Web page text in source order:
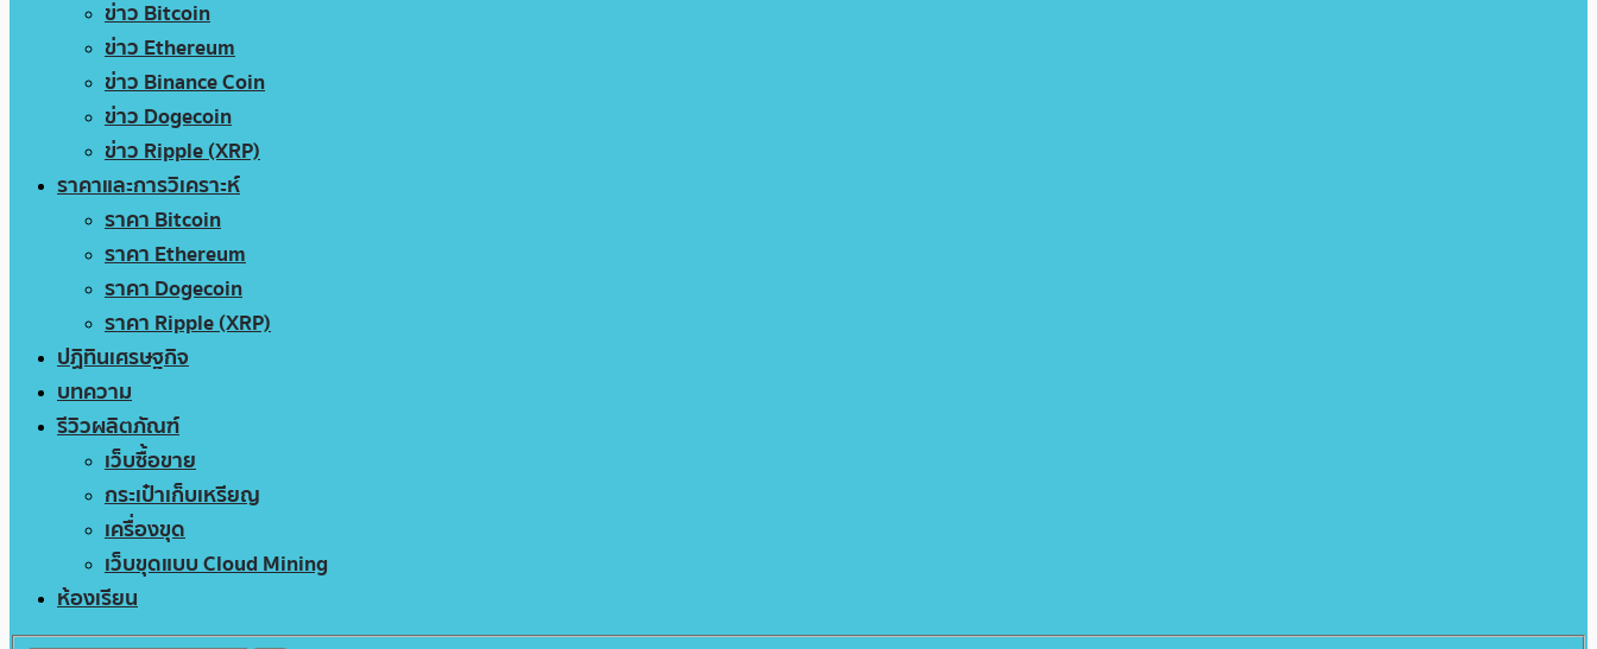
ข่าว Bitcoin
ข่าว Ethereum
ข่าว Binance Coin
ข่าว Dogecoin
ข่าว Ripple (XRP)
ราคาและการวิเคราะห์
ราคา Bitcoin
ราคา Ethereum
ราคา Dogecoin
ราคา Ripple (XRP)
ปฏิทินเศรษฐกิจ
บทความ
รีวิวผลิตภัณฑ์
เว็บซื้อขาย
กระเป๋าเก็บเหรียญ
เครื่องขุด
เว็บขุดแบบ Cloud Mining
ห้องเรียน